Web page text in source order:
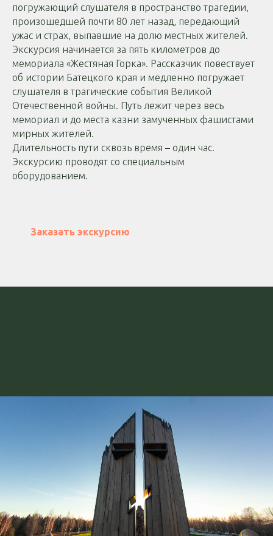
погружающий слушателя в пространство трагедии,
произошедшей почти 80 лет назад, передающий
ужас и страх, выпавшие на долю местных жителей.
Экскурсия начинается за пять километров до
мемориала «Жестяная Горка». Рассказчик повествует
об истории Батецкого края и медленно погружает
слушателя в трагические события Великой
Отечественной войны. Путь лежит через весь
мемориал и до места казни замученных фашистами
мирных жителей.
Длительность пути сквозь время – один час.
Экскурсию проводят со специальным
оборудованием.
Заказать экскурсию